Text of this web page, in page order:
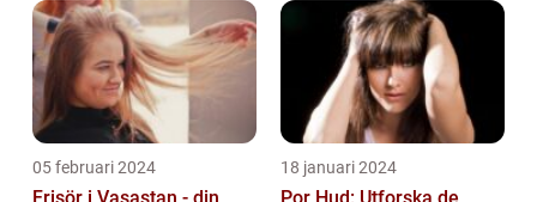
05 februari 2024
Frisör i Vasastan - din
18 januari 2024
Por Hud: Utforska de